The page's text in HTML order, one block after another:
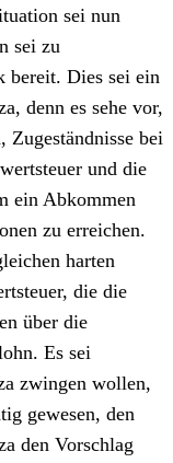
sei nun
sei zu
bereit. Dies sei ein
denn es sehe vor,
Zugeständnisse bei
und die
ein Abkommen
zu erreichen.
harten
die die
über die
Es sei
zwingen wollen,
gewesen, den
den Vorschlag